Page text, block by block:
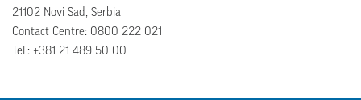
21102 Novi Sad, Serbia
Contact Centre: 0800 222 021
Tel.: +381 21 489 50 00